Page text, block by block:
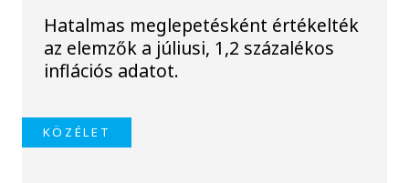
Hatalmas meglepetésként értékelték
az elemzők a júliusi, 1,2 százalékos
inflációs adatot.
KÖZÉLET